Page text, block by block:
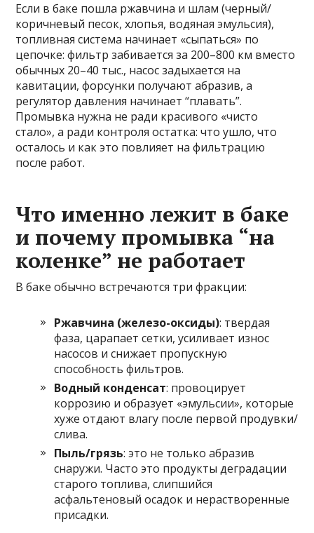
Если в баке пошла ржавчина и шлам (черный/
коричневый песок, хлопья, водяная эмульсия),
топливная система начинает «сыпаться» по
цепочке: фильтр забивается за 200–800 км вместо
обычных 20–40 тыс., насос задыхается на
кавитации, форсунки получают абразив, а
регулятор давления начинает “плавать”.
Промывка нужна не ради красивого «чисто
стало», а ради контроля остатка: что ушло, что
осталось и как это повлияет на фильтрацию
после работ.
Что именно лежит в баке
и почему промывка “на
коленке” не работает
В баке обычно встречаются три фракции:
Ржавчина (железо-оксиды): твердая
фаза, царапает сетки, усиливает износ
насосов и снижает пропускную
способность фильтров.
Водный конденсат: провоцирует
коррозию и образует «эмульсии», которые
хуже отдают влагу после первой продувки/
слива.
Пыль/грязь: это не только абразив
снаружи. Часто это продукты деградации
старого топлива, слипшийся
асфальтеновый осадок и нерастворенные
присадки.